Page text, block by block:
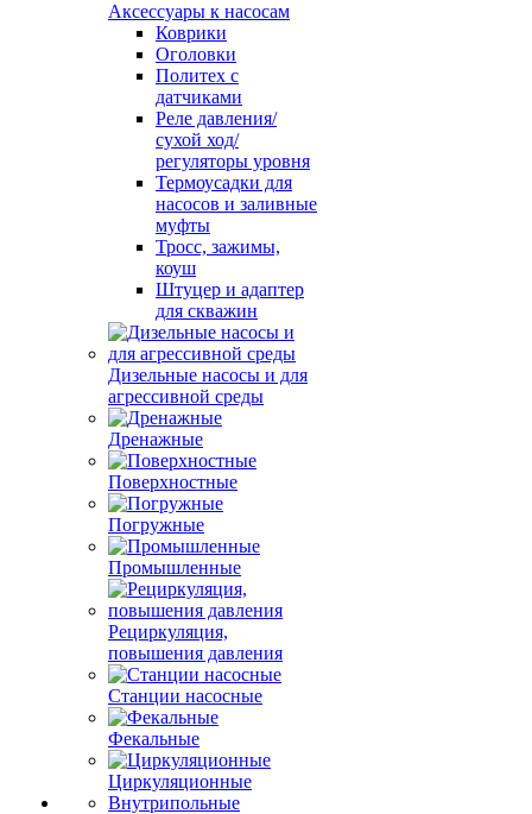
Аксессуары к насосам
Коврики
Оголовки
Политех с
датчиками
Реле давления/
сухой ход/
регуляторы уровня
Термоусадки для
насосов и заливные
муфты
Тросс, зажимы,
коуш
Штуцер и адаптер
для скважин
Дизельные насосы и для
агрессивной среды
Дренажные
Поверхностные
Погружные
Промышленные
Рециркуляция,
повышения давления
Станции насосные
Фекальные
Циркуляционные
Внутрипольные